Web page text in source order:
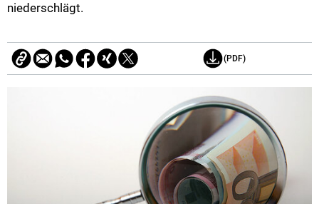
niederschlägt.
(PDF)